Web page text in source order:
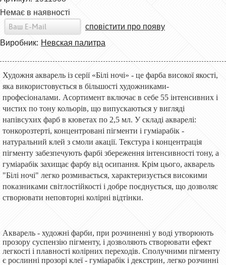
Немає в наявності
сповістити про появу
Виробник: Невская палитра
Художня акварель із серії «Білі ночі» - це фарба високої якості,
яка використовується в більшості художниками-
професіоналами. Асортимент включає в себе 55 інтенсивних і
чистих по тону кольорів, що випускаються у вигляді
напівсухих фарб в кюветах по 2,5 мл. У складі акварелі:
тонкорозтерті, концентровані пігменти і гуміарабік -
натуральний клей з смоли акації. Текстура і концентрація
пігменту забезпечують фарбі збереження інтенсивності тону, а
гуміарабік захищає фарбу від осипання. Крім цього, акварель
"Білі ночі" легко розмивається, характеризується високими
показниками світлостійкості і добре поєднується, що дозволяє
створювати неповторні колірні відтінки.
Акварель - художні фарби, при розчиненні у воді утворюють
прозору суспензію пігменту, і дозволяють створювати ефект
легкості і плавності колірних переходів. Сполучними пігменту
є рослинні прозорі клеї - гуміарабік і декстрин, легко розчинні